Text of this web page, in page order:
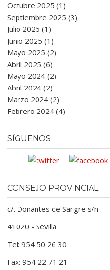
Octubre 2025 (1)
Septiembre 2025 (3)
Julio 2025 (1)
Junio 2025 (1)
Mayo 2025 (2)
Abril 2025 (6)
Mayo 2024 (2)
Abril 2024 (2)
Marzo 2024 (2)
Febrero 2024 (4)
SÍGUENOS
CONSEJO PROVINCIAL
c/. Donantes de Sangre s/n
41020 - Sevilla
Tel: 954 50 26 30
Fax: 954 22 71 21